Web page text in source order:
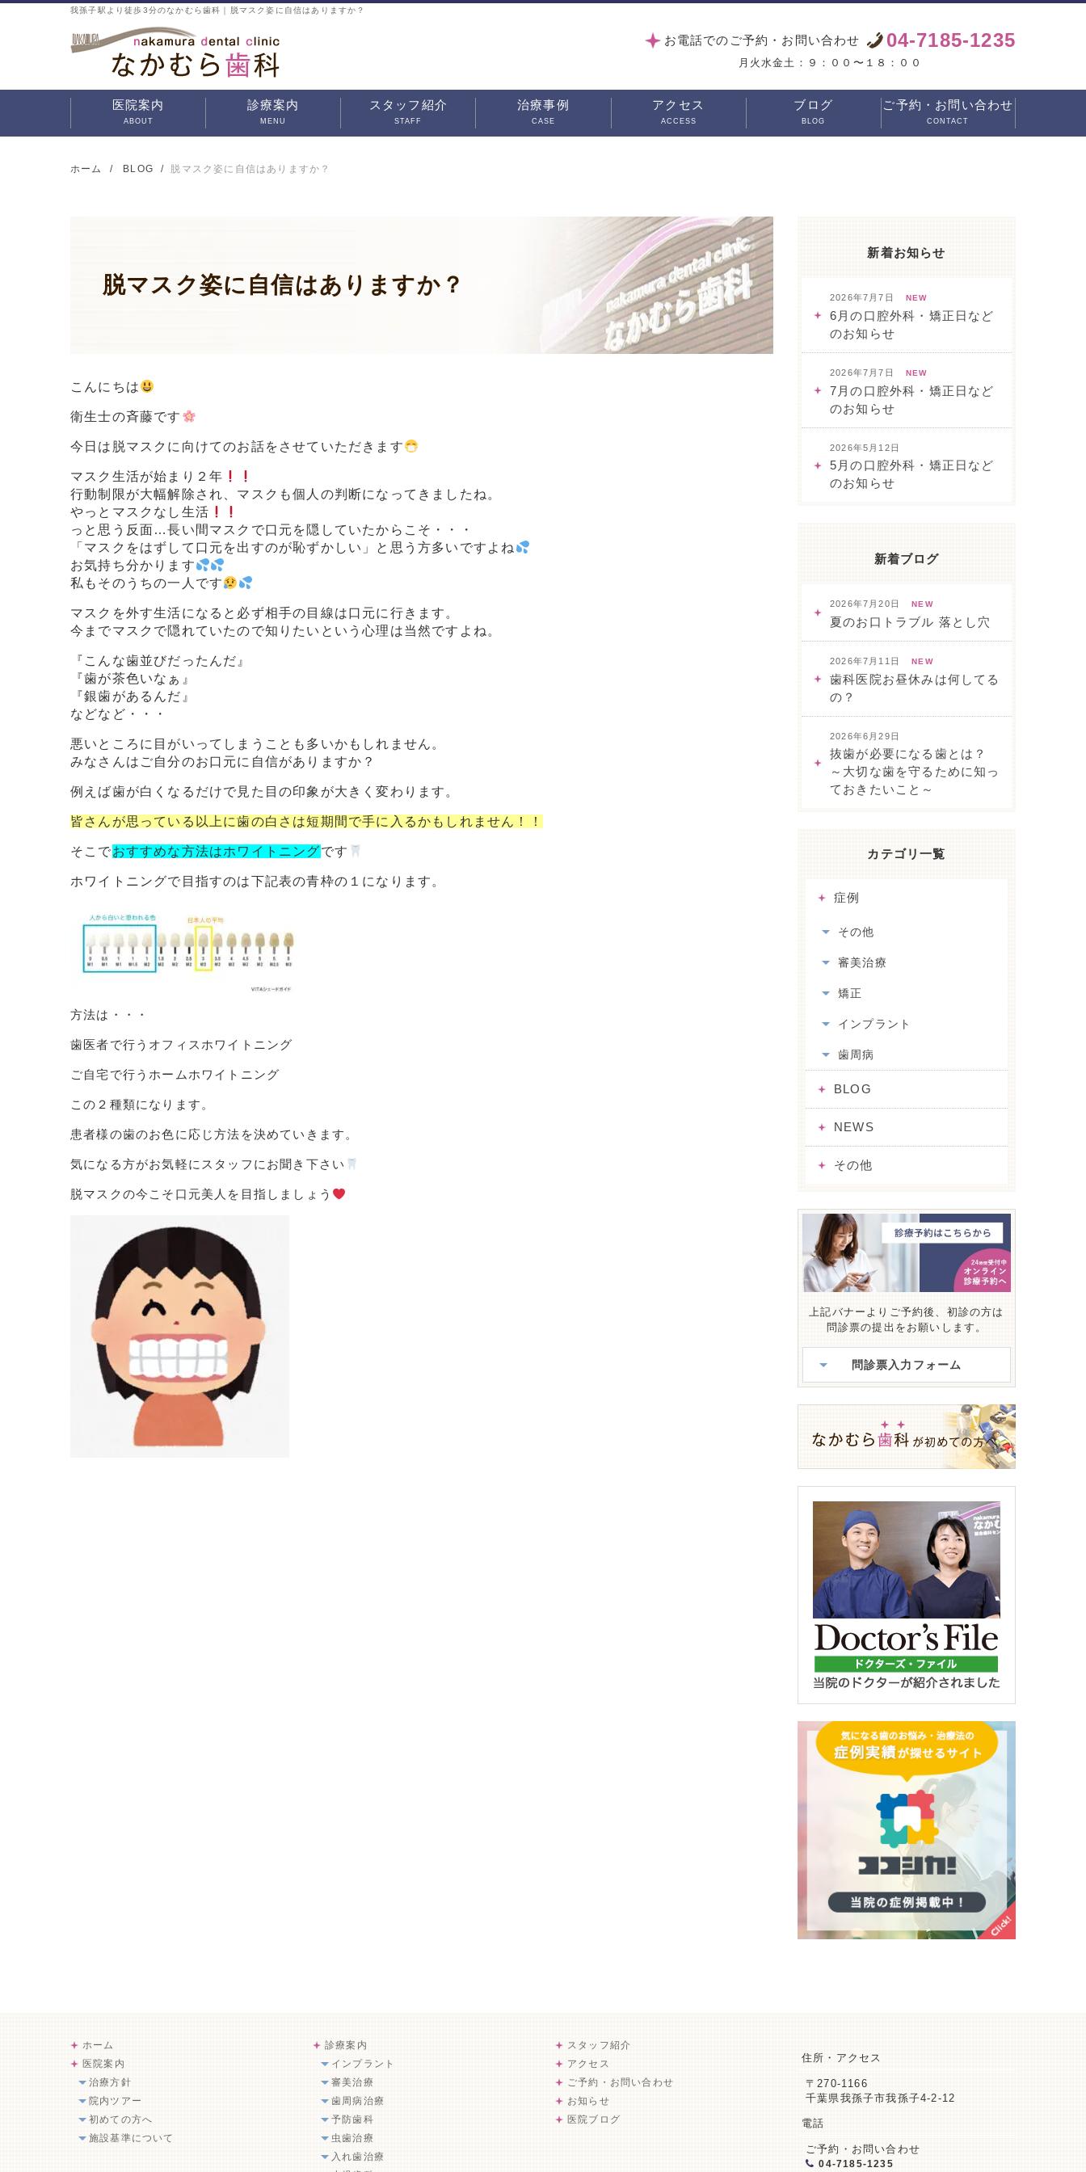
我孫子駅より徒歩3分のなかむら歯科｜脱マスク姿に自信はありますか？
お電話でのご予約・お問い合わせ 04-7185-1235
月火水金土：９：００〜１８：００
医院案内
ABOUT
診療案内
MENU
分矯正
スタッフ紹介
STAFF
治療事例
CASE
アクセス
ACCESS
ブログ
BLOG
ご予約・お問い合わせ
CONTACT
ホーム BLOG 脱マスク姿に自信はありますか？
脱マスク姿に自信はありますか？
こんにちは
衛生士の斉藤です
今日は脱マスクに向けてのお話をさせていただきます
マスク生活が始まり２年
行動制限が大幅解除され、マスクも個人の判断になってきましたね。
やっとマスクなし生活
っと思う反面…長い間マスクで口元を隠していたからこそ・・・
「マスクをはずして口元を出すのが恥ずかしい」と思う方多いですよね
お気持ち分かります
私もそのうちの一人です
マスクを外す生活になると必ず相手の目線は口元に行きます。
今までマスクで隠れていたので知りたいという心理は当然ですよね。
『こんな歯並びだったんだ』
『歯が茶色いなぁ』
『銀歯があるんだ』
などなど・・・
悪いところに目がいってしまうことも多いかもしれません。
みなさんはご自分のお口元に自信がありますか？
例えば歯が白くなるだけで見た目の印象が大きく変わります。
皆さんが思っている以上に歯の白さは短期間で手に入るかもしれません！！
そこでおすすめな方法はホワイトニングです
ホワイトニングで目指すのは下記表の青枠の１になります。
方法は・・・
歯医者で行うオフィスホワイトニング
ご自宅で行うホームホワイトニング
この２種類になります。
患者様の歯のお色に応じ方法を決めていきます。
気になる方がお気軽にスタッフにお聞き下さい
脱マスクの今こそ口元美人を目指しましょう
新着お知らせ
2026年7月7日 NEW
6月の口腔外科・矯正日など
のお知らせ
2026年7月7日 NEW
7月の口腔外科・矯正日など
のお知らせ
2026年5月12日
5月の口腔外科・矯正日など
のお知らせ
新着ブログ
2026年7月20日 NEW
夏のお口トラブル 落とし穴
2026年7月11日 NEW
歯科医院お昼休みは何してる
の？
2026年6月29日
抜歯が必要になる歯とは？
～大切な歯を守るために知っ
ておきたいこと～
カテゴリ一覧
症例
その他
審美治療
矯正
インプラント
歯周病
BLOG
NEWS
その他
上記バナーよりご予約後、初診の方は
問診票の提出をお願いします。
問診票入力フォーム
ホーム
医院案内
治療方針
院内ツアー
初めての方へ
施設基準について
診療案内
インプラント
審美治療
歯周病治療
予防歯科
虫歯治療
入れ歯治療
スタッフ紹介
アクセス
ご予約・お問い合わせ
お知らせ
医院ブログ
住所・アクセス
〒270-1166
千葉県我孫子市我孫子4-2-12
電話
ご予約・お問い合わせ
04-7185-1235